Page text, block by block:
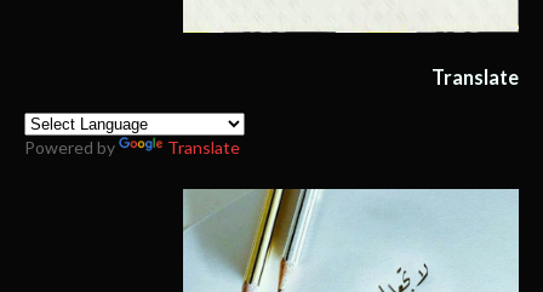
Translate
Powered by Translate